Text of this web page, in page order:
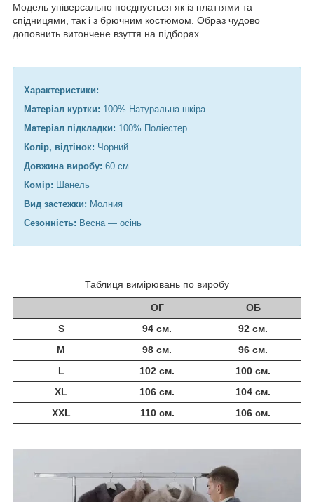
Модель універсально поєднується як із платтями та
спідницями, так і з брючним костюмом. Образ чудово
доповнить витончене взуття на підборах.
Характеристики:
Матеріал куртки: 100% Натуральна шкіра
Матеріал підкладки: 100% Поліестер
Колір, відтінок: Чорний
Довжина виробу: 60 см.
Комір:
Шанель
Вид застежки: Молния
Сезонність: Весна — осінь
Таблиця вимірювань по виробу
ОГ
ОБ
S
94 см.
92 см.
M
98 см.
96 см.
L
102 см.
100 см.
XL
106 см.
104 см.
XXL
110 см. 106 см.